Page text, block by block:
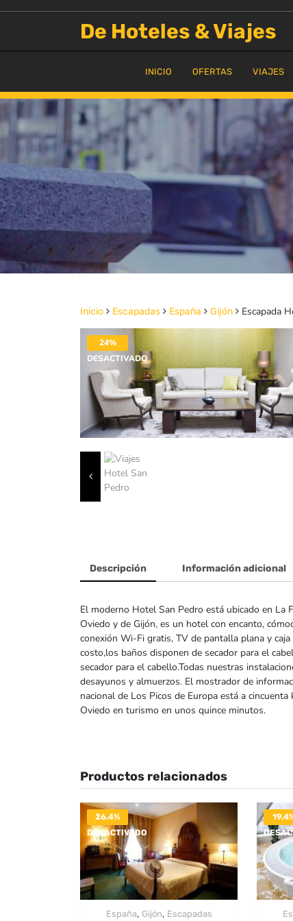
De Hoteles & Viajes
INICIO OFERTAS VIAJES
Inicio Escapadas España Gijón Escapada
24%
DESACTIVADO
Descripción Información adicional
El moderno Hotel San Pedro está ubicado en La
Oviedo y de Gijón, es un hotel con encanto,
conexión Wi-Fi gratis, TV de pantalla plana y
costo,los baños disponen de secador para el
secador para el cabello.Todas nuestras
desayunos y almuerzos. El mostrador de
nacional de Los Picos de Europa está a
Oviedo en turismo en unos quince minutos.
Productos relacionados
26.4%
DESACTIVADO
España, Gijón, Escapadas